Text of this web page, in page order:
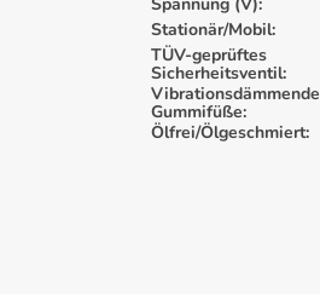
Stationär/Mobil:
TÜV-geprüftes
Sicherheitsventil:
Vibrationsdämmende
Gummifüße:
Ölfrei/Ölgeschmiert: